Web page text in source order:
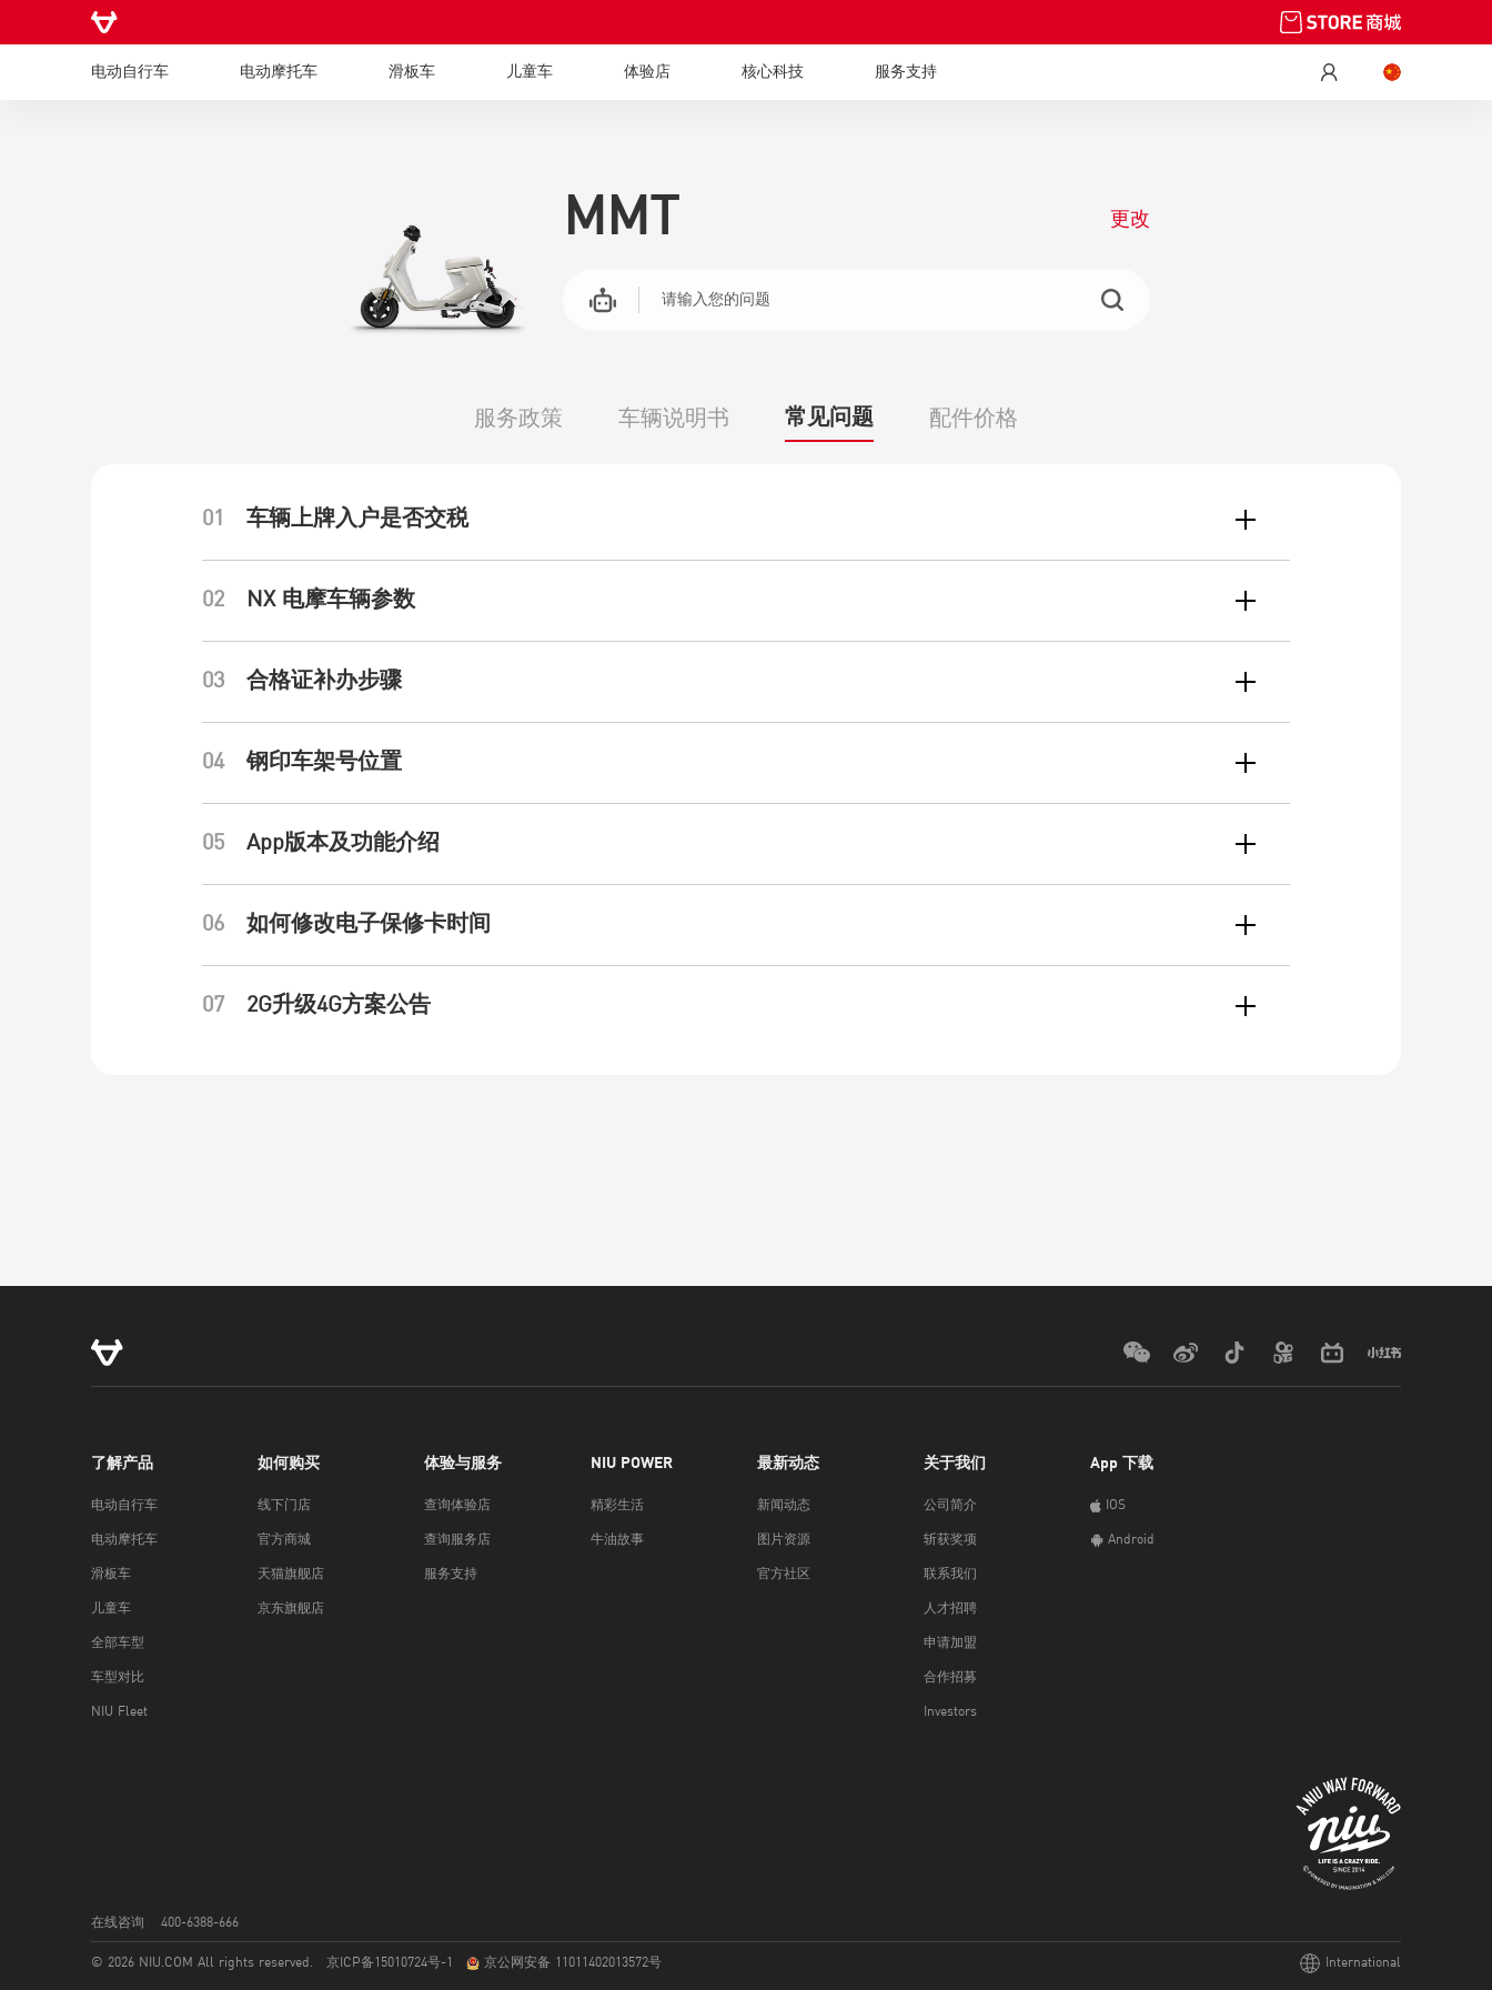
电动自行车 电动摩托车 滑板车 儿童车 体验店 核心科技 服务支持
MMT 更改
请输入您的问题
服务政策 车辆说明书 常见问题 配件价格
01 车辆上牌入户是否交税
02 NX 电摩车辆参数
03 合格证补办步骤
04 钢印车架号位置
05 App版本及功能介绍
06 如何修改电子保修卡时间
07 2G升级4G方案公告
了解产品
电动自行车
电动摩托车
滑板车
儿童车
全部车型
车型对比
NIU Fleet
如何购买
线下门店
官方商城
天猫旗舰店
京东旗舰店
体验与服务
查询体验店
查询服务店
服务支持
NIU POWER
精彩生活
牛油故事
最新动态
新闻动态
图片资源
官方社区
关于我们
公司简介
斩获奖项
联系我们
人才招聘
申请加盟
合作招募
Investors
App 下载
IOS
Android
在线咨询 400-6388-666
© 2026 NIU.COM All rights reserved. 京ICP备15010724号-1 京公网安备 11011402013572号 International